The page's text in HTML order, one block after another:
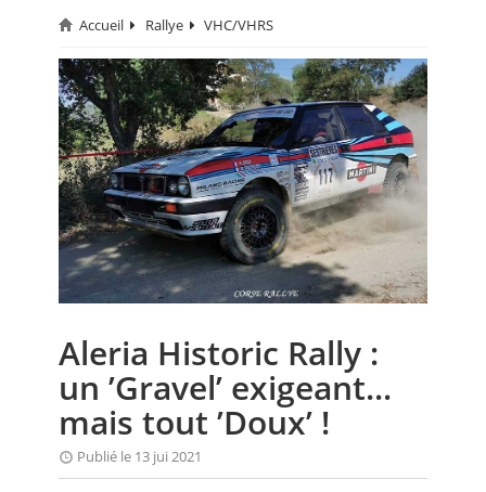
CIRCUIT
RALLYE
MONTAGNE
EVÈNEMENTS
CALENDRIER
FOCUS
ANNUAIRES
PETITES ANNONCES
Accueil Rallye VHC/VHRS
Aleria Historic Rally :
un ’Gravel’ exigeant...
mais tout ’Doux’ !
Publié le 13 jui 2021